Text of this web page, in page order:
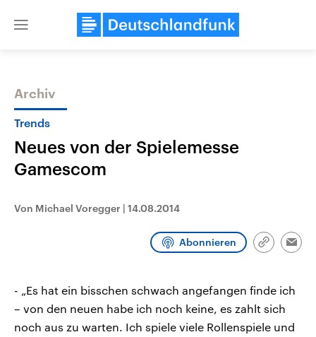
Close
Themen
Landtagswahl Sachsen-Anhalt
September 2026 einen neuen
Landtag. Seit 2021 wird das
Bundesland von einer Koalition aus
CDU, SPD und FDP regiert.-
USA
gehören die Vereinigten
den mächtigsten Ländern
mit großem Einfluss auf
aktuelle Weltgeschehen.
Archiv
Trends
Neues von der Spielemesse
Gamescom
Von Michael Voregger | 14.08.2014
Abonnieren
Link
- „Es hat ein bisschen schwach angefangen finde ich
– von den neuen habe ich noch keine, es zahlt sich
noch aus zu warten. Ich spiele viele Rollenspiele und